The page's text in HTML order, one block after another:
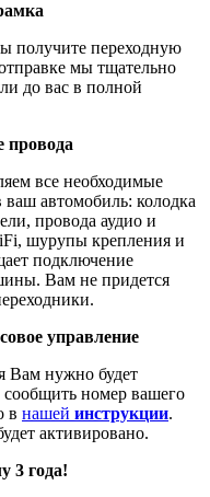
получите переходную
мы тщательно
до вас в полной
провода
все необходимые
автомобиль: колодка
провода аудио и
шурупы крепления и
подключение
Вам не придется
управление
Вам нужно будет
сообщить номер вашего
в нашей инструкции.
активировано.
3 года!